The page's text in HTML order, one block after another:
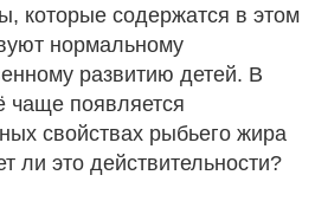
которые содержатся в этом
нормальному
развитию детей. В
чаще появляется
свойствах рыбьего жира
ли это действительности?